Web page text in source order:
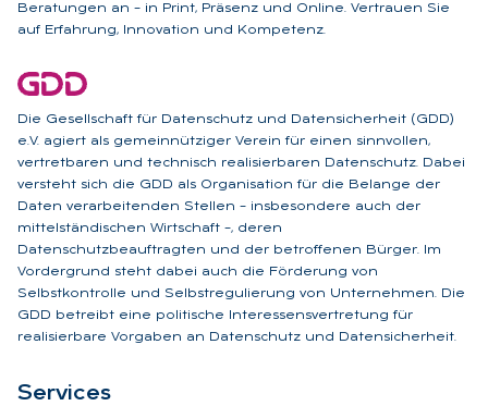
Beratungen an – in Print, Präsenz und Online. Vertrauen Sie
auf Erfahrung, Innovation und Kompetenz.
Die Gesellschaft für Datenschutz und Datensicherheit (GDD)
e.V. agiert als gemeinnütziger Verein für einen sinnvollen,
vertretbaren und technisch realisierbaren Datenschutz. Dabei
versteht sich die GDD als Organisation für die Belange der
Daten verarbeitenden Stellen – insbesondere auch der
mittelständischen Wirtschaft –, deren
Datenschutzbeauftragten und der betroffenen Bürger. Im
Vordergrund steht dabei auch die Förderung von
Selbstkontrolle und Selbstregulierung von Unternehmen. Die
GDD betreibt eine politische Interessensvertretung für
realisierbare Vorgaben an Datenschutz und Datensicherheit.
Ser­vices